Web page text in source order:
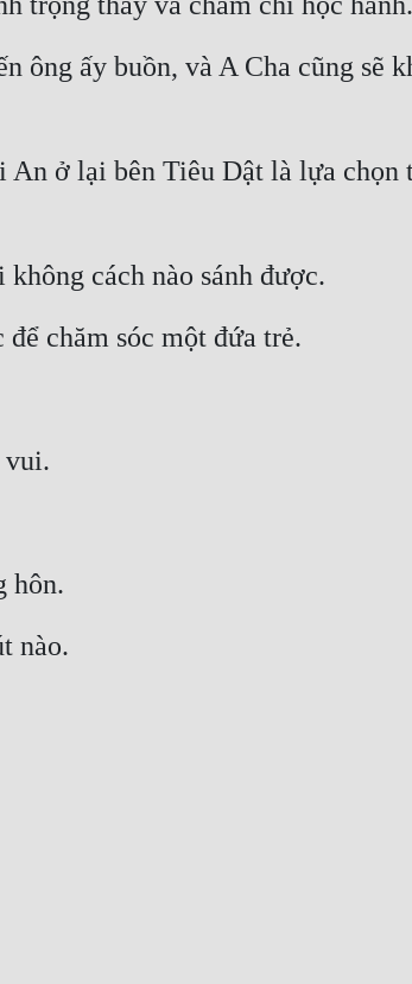
ông ấy buồn, và A Cha cũng sẽ
An ở lại bên Tiêu Dật là lựa chọn
cách nào sánh được.
chăm sóc một đứa trẻ.
vui.
hôn.
nào.